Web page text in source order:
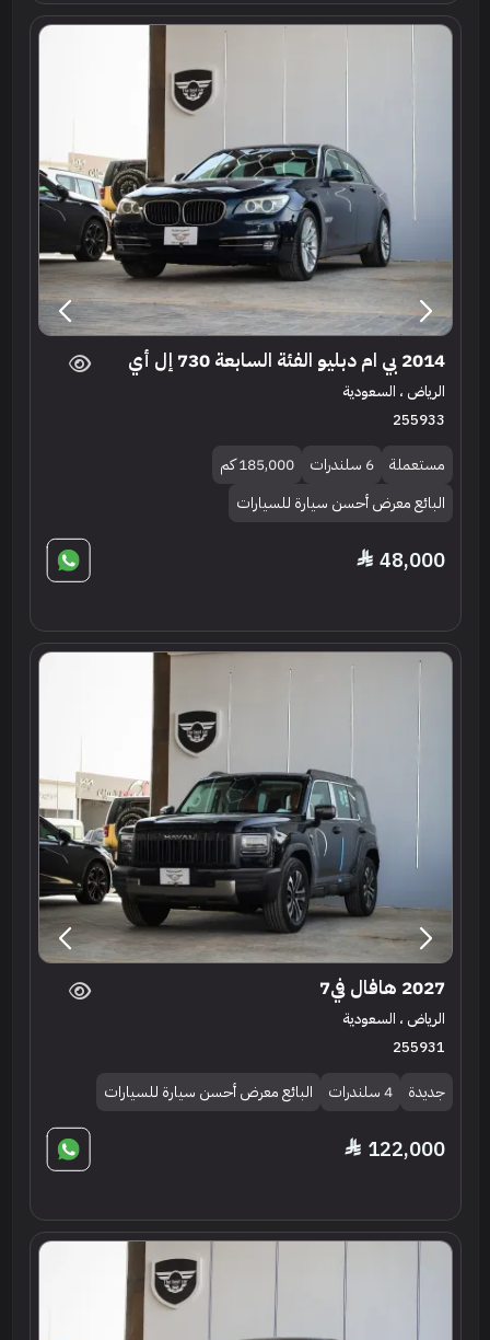
2014 بي ام دبليو الفئة السابعة 730 إل أي
الرياض ، السعودية
255933
مستعملة 6 سلندرات
185,000 كم
البائع معرض أحسن سيارة للسيارات
48,000
2027 هافال في7
الرياض ، السعودية
255931
جديدة 4 سلندرات البائع معرض أحسن سيارة للسيارات
122,000